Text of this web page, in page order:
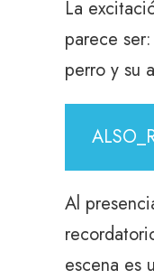
La
parece
perro y su
Al
escena es